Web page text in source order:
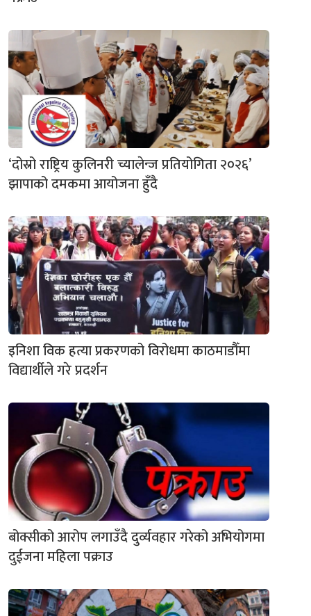
‘दोस्रो राष्ट्रिय कुलिनरी च्यालेन्ज प्रतियोगिता २०२६’
झापाको दमकमा आयोजना हुँदै
इनिशा विक हत्या प्रकरणको विरोधमा काठमाडौँमा
विद्यार्थीले गरे प्रदर्शन
बोक्सीको आरोप लगाउँदै दुर्व्यवहार गरेको अभियोगमा
दुईजना महिला पक्राउ